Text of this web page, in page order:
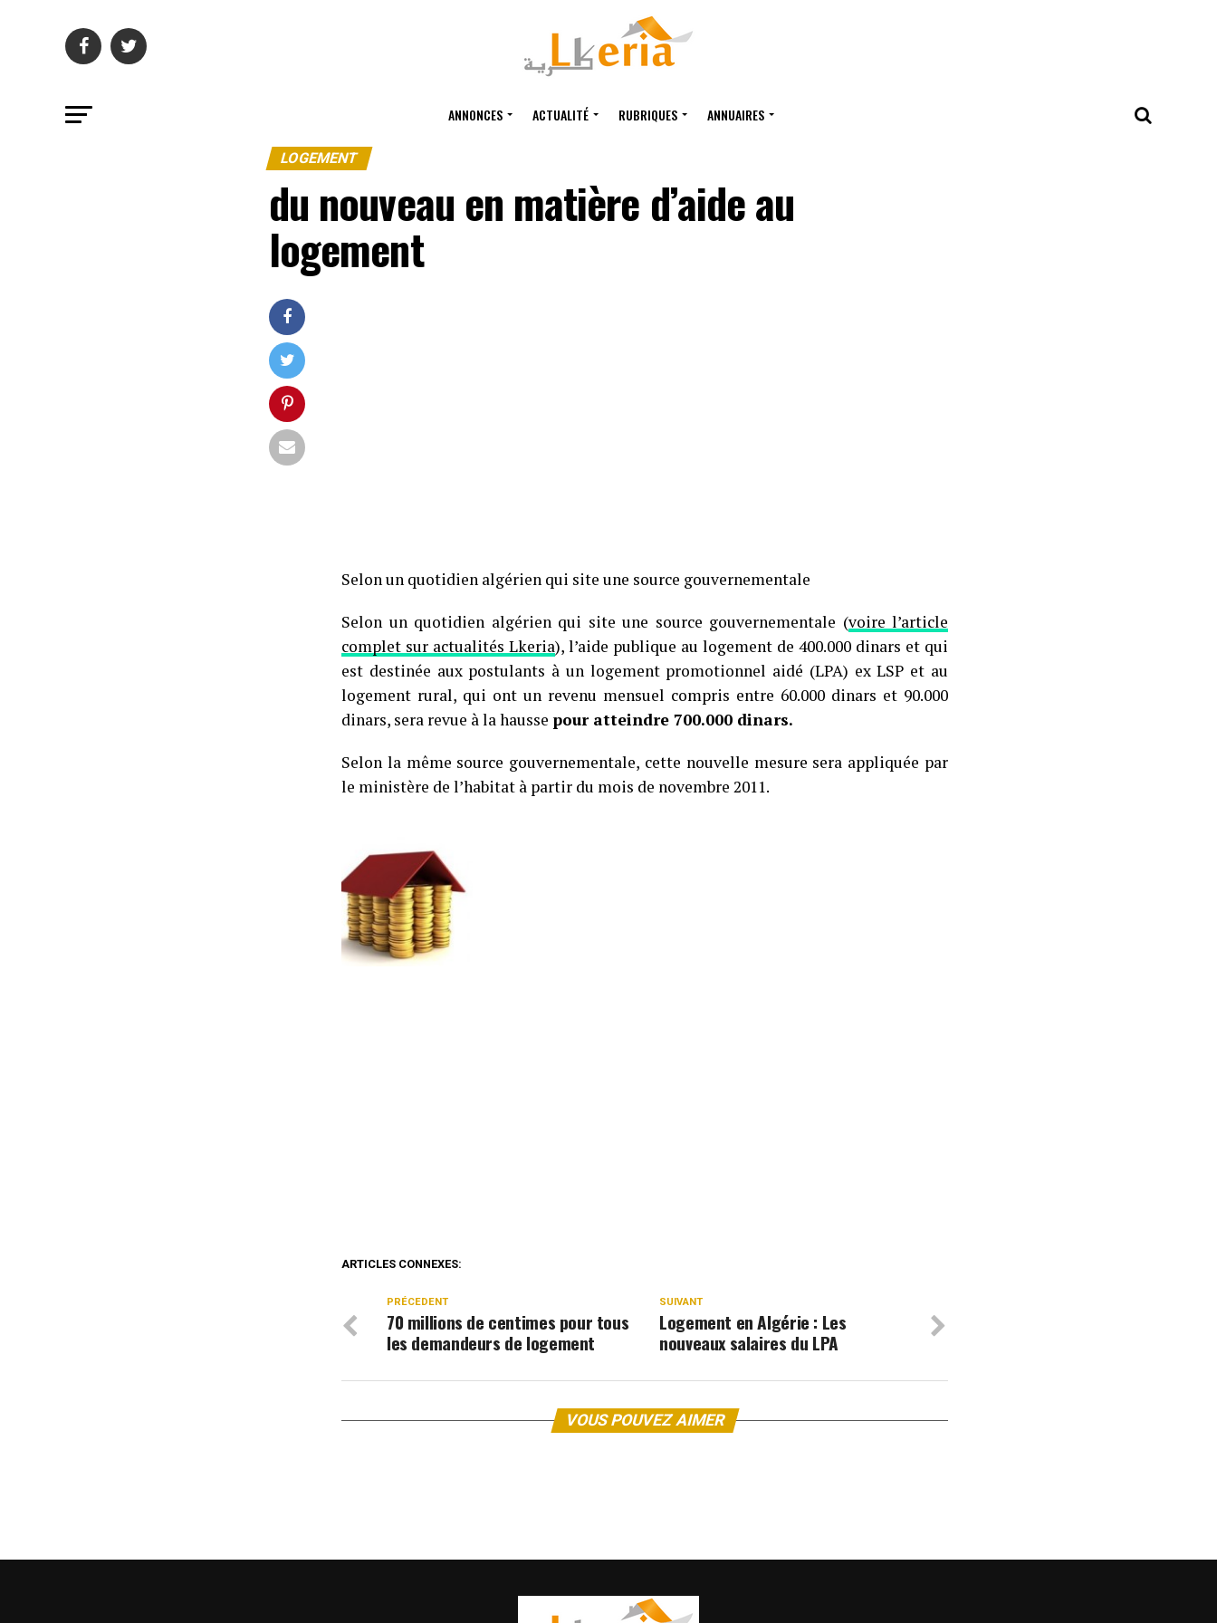
ANNONCES ACTUALITÉ RUBRIQUES ANNUAIRES
LOGEMENT
du nouveau en matière d’aide au
logement
Selon un quotidien algérien qui site une source gouvernementale
Selon un quotidien algérien qui site une source gouvernementale (voire l’article
complet sur actualités Lkeria), l’aide publique au logement de 400.000 dinars et qui
est destinée aux postulants à un logement promotionnel aidé (LPA) ex LSP et au
logement rural, qui ont un revenu mensuel compris entre 60.000 dinars et 90.000
dinars, sera revue à la hausse pour atteindre 700.000 dinars.
Selon la même source gouvernementale, cette nouvelle mesure sera appliquée par
le ministère de l’habitat à partir du mois de novembre 2011.
ARTICLES CONNEXES:
SUIVANT
Logement en Algérie : Les
nouveaux salaires du LPA
PRÉCEDENT
70 millions de centimes pour tous
les demandeurs de logement
VOUS POUVEZ AIMER